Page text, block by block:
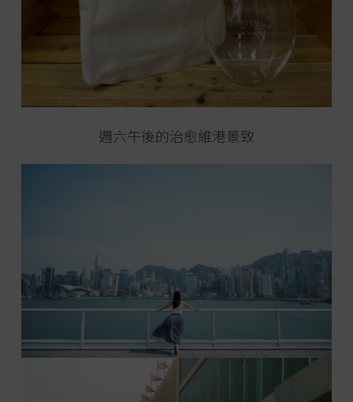
週六午後的治愈維港景致